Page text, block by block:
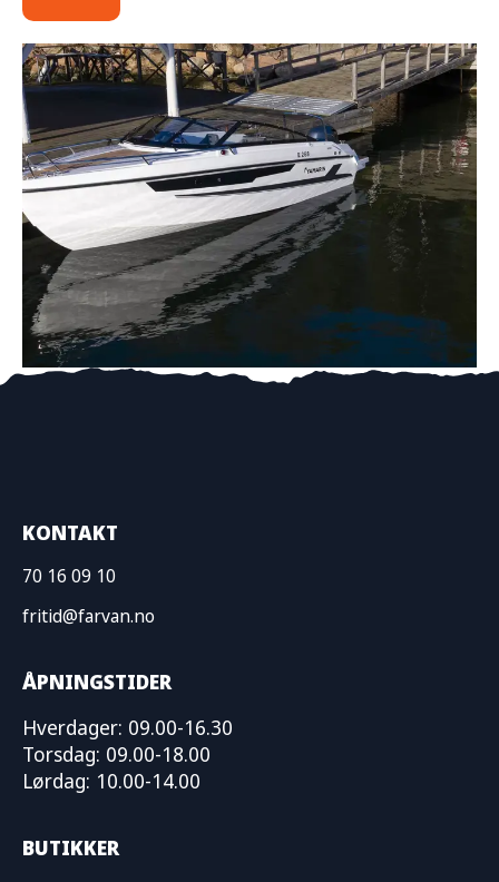
VISKER FOR FØRER, VEIL KR 27.500,-
PREMIUM EDITION SOM INKLUDERER
AKTERKALESJE, HAVNEPRESENNING,
VISKER FOR FØRER, BORD, SOLSENG,
STEREO, VANNSKIBØYLE,
FORTØYNINGSPAKKE, VEIL KR 49.500,-
KAMPANJE KR 35.000,-
ØVRIG TILGJENGELIG EKSTRAUTSTYR:
670470 Primer og bunnstoff
803149 Transportpresenning
803066 Havnepresenning
554323 Entertainment
802600 Trimplan
YMY64BR06 Vannskibøyle
551715 Vindusviskerarm
803121 Vindusviskerblad
803115 Vindusviskermotor, høyre
YMY68C23 Kjøljern
KONTAKT
70 16 09 10
fritid@farvan.no
ÅPNINGSTIDER
Hverdager: 09.00-16.30
Torsdag: 09.00-18.00
Lørdag: 10.00-14.00
BUTIKKER